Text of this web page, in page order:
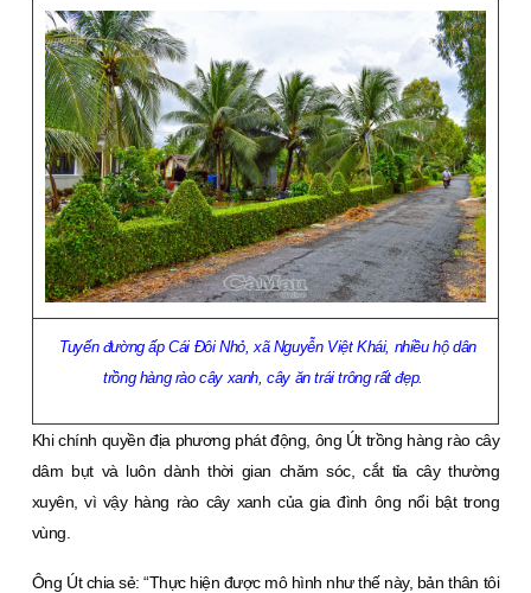
Tuyến đường ấp Cái Ðôi Nhỏ, xã Nguyễn Việt Khái, nhiều hộ dân
trồng hàng rào cây xanh, cây ăn trái trông rất đẹp.
Khi chính quyền địa phương phát động, ông Út trồng hàng rào cây
dâm bụt và luôn dành thời gian chăm sóc, cắt tỉa cây thường
xuyên, vì vậy hàng rào cây xanh của gia đình ông nổi bật trong
vùng.
Ông Út chia sẻ: “Thực hiện được mô hình như thế này, bản thân tôi